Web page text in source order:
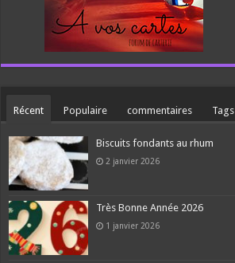
Récent Populaire commentaires Tags
Biscuits fondants au rhum
2 janvier 2026
Très Bonne Année 2026
1 janvier 2026